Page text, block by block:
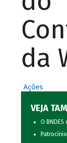
da
Ações
VEJA
O